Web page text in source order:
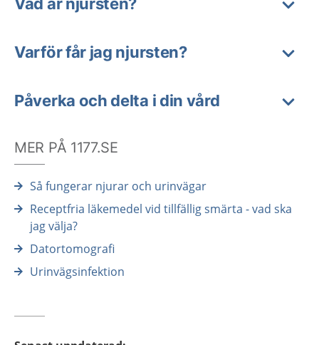
Varför får jag njursten?
Påverka och delta i din vård
MER PÅ 1177.SE
Så fungerar njurar och urinvägar
Receptfria läkemedel vid tillfällig smärta - vad ska
jag välja?
Datortomografi
Urinvägsinfektion